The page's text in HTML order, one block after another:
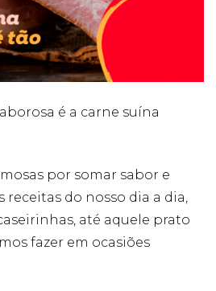
é a carne suína
por somar sabor e
receitas do nosso dia a dia,
até aquele prato
fazer em ocasiões
Cookies
Necessários
Estes cookies
opcionais. Eles
são necessários
Eu aceito os
Cookies de
Funcionalidade